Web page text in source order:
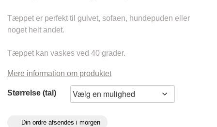
Tæppet er perfekt til gulvet, sofaen, hundepuden eller
noget helt andet.
Tæppet kan vaskes ved 40 grader.
Mere information om produktet
Størrelse (tal)
Din ordre afsendes i morgen